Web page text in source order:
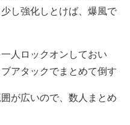
し強化しとけば、爆風で
人ロックオンしておい
アタックでまとめて倒す
が広いので、数人まとめ